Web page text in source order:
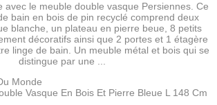
avec le meuble double vasque Persiennes. Ce
bain en bois de pin recyclé comprend deux
blanche, un plateau en pierre beue, 8 petits
décoratifs ainsi que 2 portes et 1 étagère
linge de bain. Un meuble métal et bois qui se
distingue par une ...
Monde
Vasque En Bois Et Pierre Bleue L 148 Cm